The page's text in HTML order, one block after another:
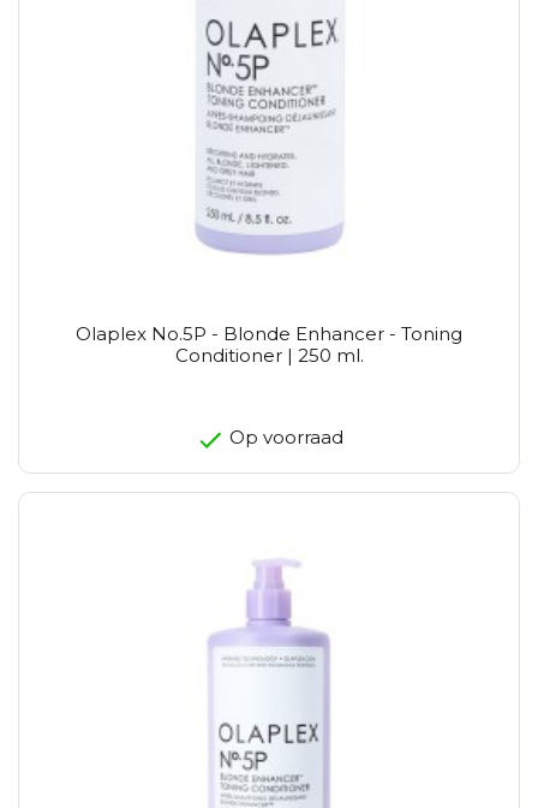
Olaplex No.5P - Blonde Enhancer - Toning
Conditioner | 250 ml.
Op voorraad